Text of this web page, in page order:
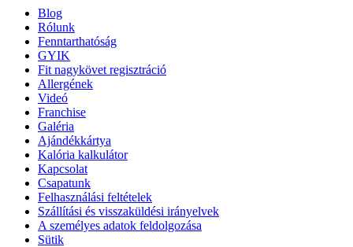
Blog
Rólunk
Fenntarthatóság
GYIK
Fit nagykövet regisztráció
Allergének
Videó
Franchise
Galéria
Ajándékkártya
Kalória kalkulátor
Kapcsolat
Csapatunk
Felhasználási feltételek
Szállítási és visszaküldési irányelvek
A személyes adatok feldolgozása
Sütik